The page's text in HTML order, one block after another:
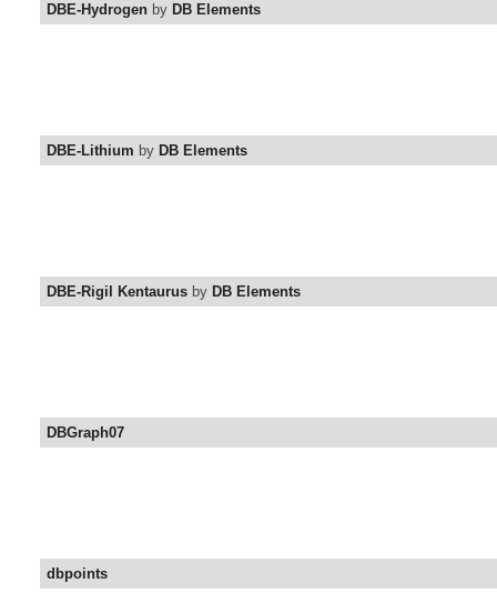
DBE-Hydrogen by DB Elements
DBE-Lithium by DB Elements
DBE-Rigil Kentaurus by DB Elements
DBGraph07
dbpoints